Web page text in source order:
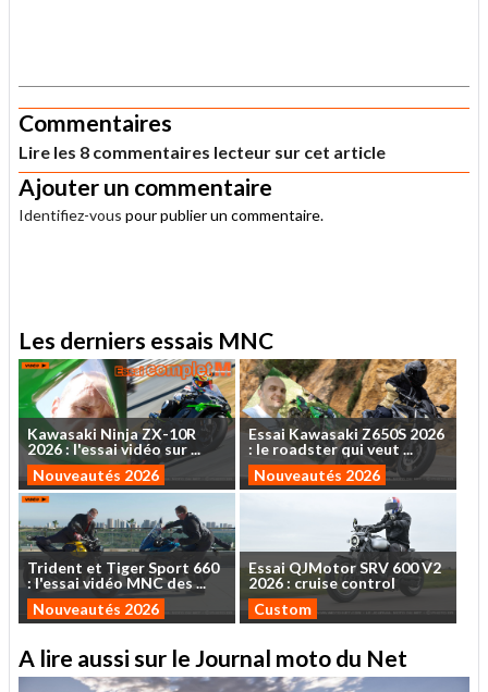
Commentaires
Lire les 8 commentaires lecteur sur cet article
Ajouter un commentaire
Identifiez-vous pour publier un commentaire.
Les derniers essais MNC
Kawasaki NinjaZX-10R
2026: l'essaividéo sur...
Nouveautés 2026
Essai Kawasaki Z650S 2026
: le roadsterquiveut ...
Nouveautés 2026
Trident et TigerSport 660
: l'essaividéo MNCdes...
Nouveautés 2026
EssaiQJMotorSRV 600V2
2026 : cruise control
Custom
A lire aussi sur le Journal moto du Net